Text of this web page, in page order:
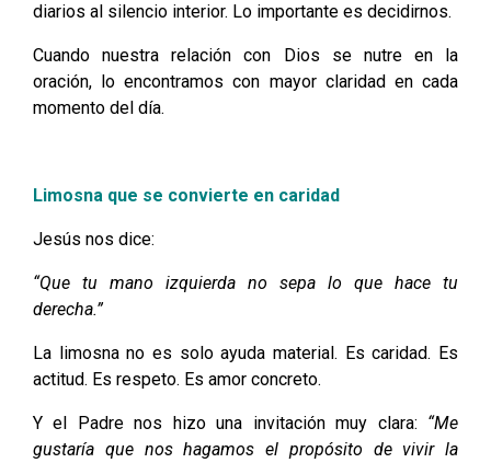
diarios al silencio interior. Lo importante es decidirnos.
Cuando nuestra relación con Dios se nutre en la
oración, lo encontramos con mayor claridad en cada
momento del día.
Limosna que se convierte en caridad
Jesús nos dice:
“Que tu mano izquierda no sepa lo que hace tu
derecha.”
La limosna no es solo ayuda material. Es caridad. Es
actitud. Es respeto. Es amor concreto.
Y el Padre nos hizo una invitación muy clara: “Me
gustaría que nos hagamos el propósito de vivir la